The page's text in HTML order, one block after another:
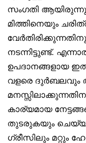
സംഗതി ആയിരുന്നു
മിത്തിനെയും
നടന്നിട്ടുണ്ട്.
ഉപദാനങ്ങളായ
വളരെ ദുർബലവും
കാര്യമായ
തുടരുകയും
ഗ്രീസിലും മറ്റും